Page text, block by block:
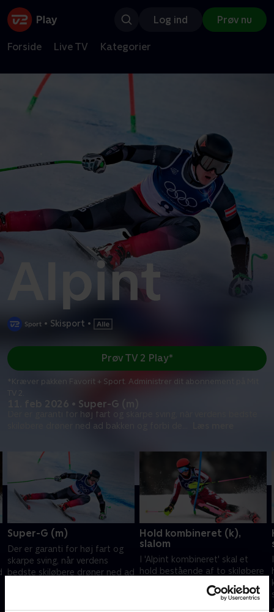
Log ind Prøv nu
Forside Live TV Kategorier
• Skisport •
11. feb 2026 • Super-G (m)
Der er garanti for høj fart og skarpe sving, når verdens bedste
skiløbere drøner ned ad bakken og forbi de
Prøv TV 2 Play*
*Kræver pakken Favorit + Sport. Administrer dit abonnement på Mit
Super-G (m)
Der er garanti for høj fart og
skarpe sving, når verdens
bedste skiløbere drøner ned ad
Hold kombineret (k),
slalom
I 'Alpint kombineret' skal et
hold bestående af to skiløbere
slalomløb, hvorefter tiderne